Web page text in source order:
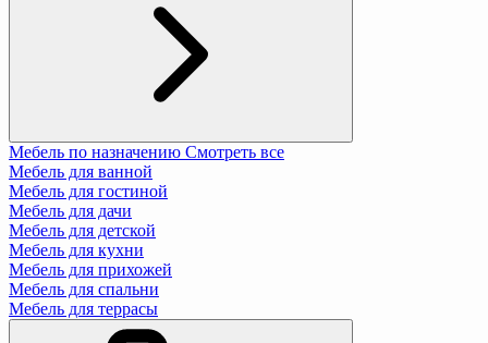
Мебель по назначению Смотреть все
Мебель для ванной
Мебель для гостиной
Мебель для дачи
Мебель для детской
Мебель для кухни
Мебель для прихожей
Мебель для спальни
Мебель для террасы